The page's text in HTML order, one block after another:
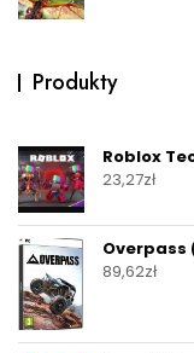
Produkty
Roblox
23,27zł
Overpass
89,62zł